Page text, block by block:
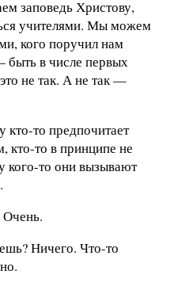
заповедь Христову,
учителями. Мы можем
кого поручил нам
в числе первых
не так. А не так —
то предпочитает
кто-то в принципе не
кого-то они вызывают
Очень.
Ничего. Что-то